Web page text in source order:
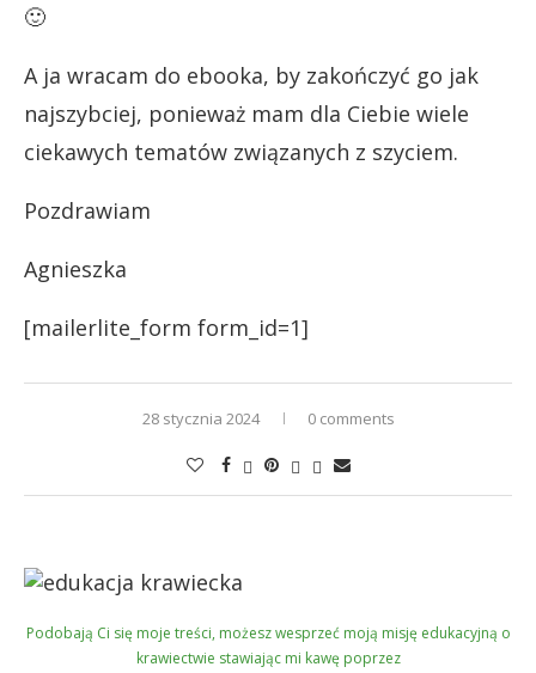
🙂
A ja wracam do ebooka, by zakończyć go jak
najszybciej, ponieważ mam dla Ciebie wiele
ciekawych tematów związanych z szyciem.
Pozdrawiam
Agnieszka
[mailerlite_form form_id=1]
28 stycznia 2024 0 comments
Podobają Ci się moje treści, możesz wesprzeć moją misję edukacyjną o
krawiectwie stawiając mi kawę poprzez